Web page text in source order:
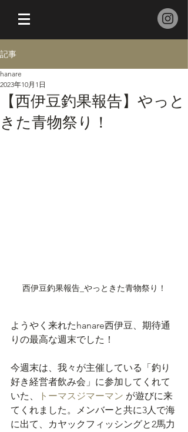
記事
【西伊豆釣果報告】やっと
きた青物祭り！
hanare
2023年10月1日
西伊豆釣果報告_やっときた青物祭り！
ようやく来れたhanare西伊豆、期待通
りの最高な週末でした！
今週末は、我々が主催している「釣り
好き経営者飲み会」に参加してくれて
いた、
トーマス ジマーマン が遊びに来
てくれました。メンバーと共に3人で海
に出て、カヤックフィッシングと2馬力